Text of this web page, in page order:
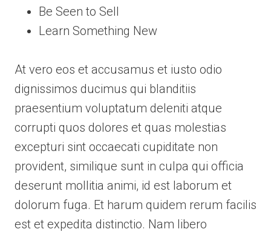
Be Seen to Sell
Learn Something New
At vero eos et accusamus et iusto odio
dignissimos ducimus qui blanditiis
praesentium voluptatum deleniti atque
corrupti quos dolores et quas molestias
excepturi sint occaecati cupiditate non
provident, similique sunt in culpa qui officia
deserunt mollitia animi, id est laborum et
dolorum fuga. Et harum quidem rerum facilis
est et expedita distinctio. Nam libero